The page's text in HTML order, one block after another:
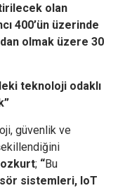
olan
400’ün üzerinde
olmak üzere 30
teknoloji odaklı
güvenlik ve
; “Bu
sistemleri, IoT